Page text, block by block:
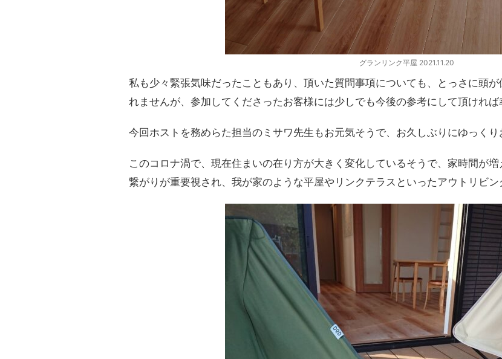
グランリンク平屋 2021.11.20
私も少々緊張気味だったこともあり、頂いた質問事項についても、とっさに頭
れませんが、参加してくださったお客様には少しでも今後の参考にして頂ければ
今回ホストを務めらた担当のミサワ先生もお元気そうで、お久しぶりにゆっくり
このコロナ渦で、現在住まいの在り方が大きく変化しているそうで、家時間が
繋がりが重要視され、我が家のような平屋やリンクテラスといったアウトリビン